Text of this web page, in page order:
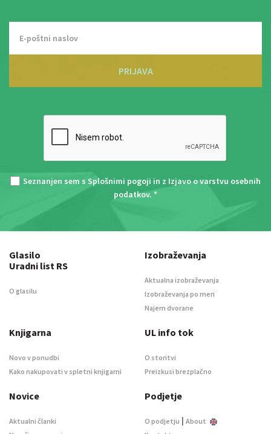
PRIJAVA
Seznanjen sem s Splošnimi pogoji in z Izjavo o varstvu osebnih
podatkov. *
Glasilo
Uradni list RS
O glasilu
Izobraževanja
Aktualna izobraževanja
Izobraževanja po meri
Najem dvorane
Knjigarna
Novo v ponudbi
Kako nakupovati v spletni knjigarni
UL info tok
O storitvi
Preizkusi brezplačno
Novice
Aktualni članki
Podjetje
O podjetju | About